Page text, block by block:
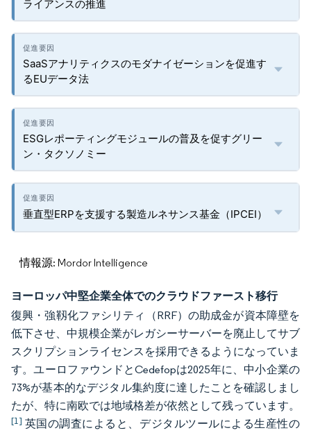
ライアンスの推進
SaaSアナリティクスのモダナイゼーションを促進す
るEUデータ法
ESGレポーティングモジュールの普及を促すグリー
ン・タクソノミー
垂直型ERPを支援する製造ルネサンス基金（IPCEI）
情報源: Mordor Intelligence
ヨーロッパ中堅企業全体でのクラウドファースト移行
復興・強靱化ファシリティ（RRF）の助成金が資本障壁を
低下させ、中規模企業がレガシーサーバーを廃止してサブ
スクリプションライセンスを採用できるようになっていま
す。ユーロファウンドとCedefopは2025年に、中小企業の
73%が基本的なデジタル集約度に達したことを確認しまし
たが、特に南欧では地域格差が依然として残っています。
[1] 英国の調査によると、デジタルツールによる生産性の